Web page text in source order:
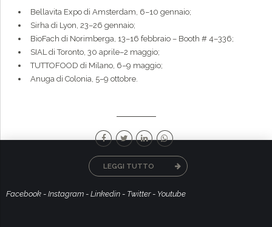
Bellavita Expo di Amsterdam, 6–10 gennaio;
Sirha di Lyon, 23–26 gennaio;
BioFach di Norimberga, 13–16 febbraio – Booth # 4–336;
SIAL di Toronto, 30 aprile–2 maggio;
TUTTOFOOD di Milano, 6–9 maggio;
Anuga di Colonia, 5–9 ottobre.
LEGGI TUTTO
Facebook - Instagram - Linkedin - Twitter- Youtube